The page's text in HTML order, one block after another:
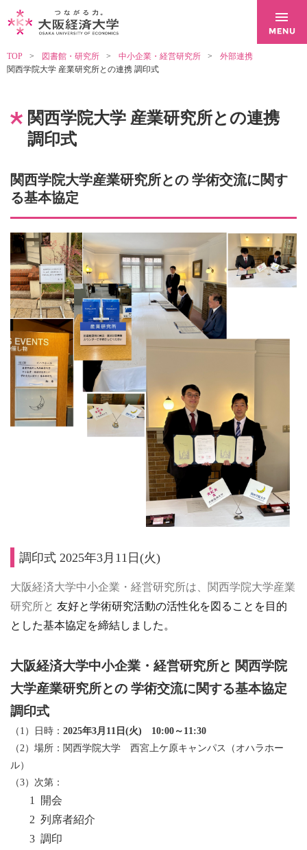
TOP 図書館・研究所 中小企業・経営研究所
外部連携
関西学院大学 産業研究所との連携 調印式
関西学院大学 産業研究所との連携
調印式
関西学院大学産業研究所との 学術交流に関す
る基本協定
調印式 2025年3月11日(火)
大阪経済大学中小企業・経営研究所は、関西学院大学産業
研究所と 友好と学術研究活動の活性化を図ることを目的
とした基本協定を締結しました。
大阪経済大学中小企業・経営研究所と 関西学院
大学産業研究所との 学術交流に関する基本協定
調印式
（1）日時： 2025年3月11日(火) 10:00～11:30
（2）場所：関西学院大学 西宮上ケ原キャンパス（オハラホー
ル）
（3）次第：
1 開会
2 列席者紹介
3 調印